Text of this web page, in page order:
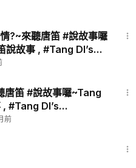
?~來聽唐笛 #說故事囉
統 ,#文化 #希望之声 ,
唐笛 #說故事囉~Tang
#Tang DI’s
統 ,#文化 #希望之声 ,
前